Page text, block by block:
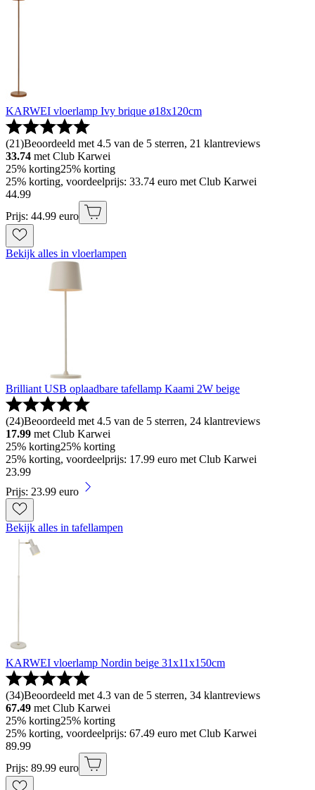
KARWEI vloerlamp Ivy brique ø18x120cm
(21)Beoordeeld met 4.5 van de 5 sterren, 21 klantreviews
33.74 met Club Karwei
25% korting25% korting
25% korting, voordeelprijs: 33.74 euro met Club Karwei
44.99
Prijs: 44.99 euro
Bekijk alles in vloerlampen
Brilliant USB oplaadbare tafellamp Kaami 2W beige
(24)Beoordeeld met 4.5 van de 5 sterren, 24 klantreviews
17.99 met Club Karwei
25% korting25% korting
25% korting, voordeelprijs: 17.99 euro met Club Karwei
23.99
Prijs: 23.99 euro
Bekijk alles in tafellampen
KARWEI vloerlamp Nordin beige 31x11x150cm
(34)Beoordeeld met 4.3 van de 5 sterren, 34 klantreviews
67.49 met Club Karwei
25% korting25% korting
25% korting, voordeelprijs: 67.49 euro met Club Karwei
89.99
Prijs: 89.99 euro